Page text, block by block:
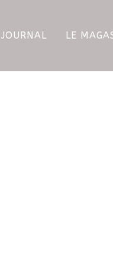
LE